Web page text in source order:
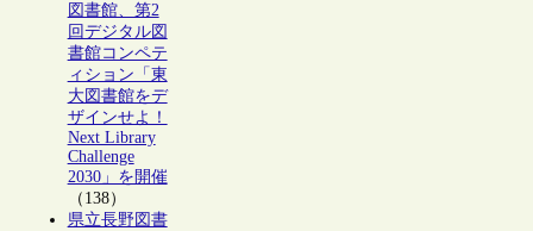
図書館、第2
回デジタル図
書館コンペテ
ィション「東
大図書館をデ
ザインせよ！
Next Library
Challenge
2030」を開催
（138）
県立長野図書